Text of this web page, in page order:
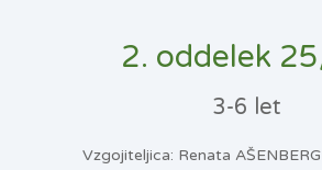
2. oddelek
3-6 let
Vzgojiteljica: Renata